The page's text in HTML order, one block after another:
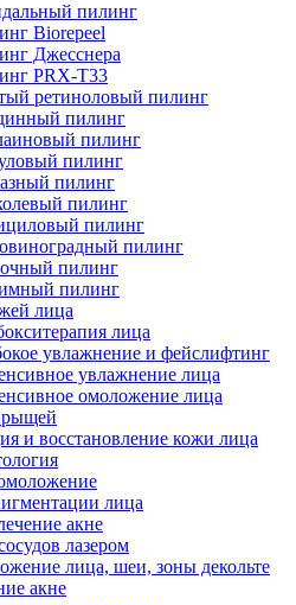
пилинг
Biorepeel
Джесснера
PRX-T33
ретиноловый пилинг
пилинг
пилинг
пилинг
пилинг
пилинг
пилинг
пилинг
пилинг
пилинг
лица
лица
увлажнение и фейслифтинг
увлажнение лица
омоложение лица
и восстановление кожи лица
лица
акне
лазером
лица, шеи, зоны декольте
акне